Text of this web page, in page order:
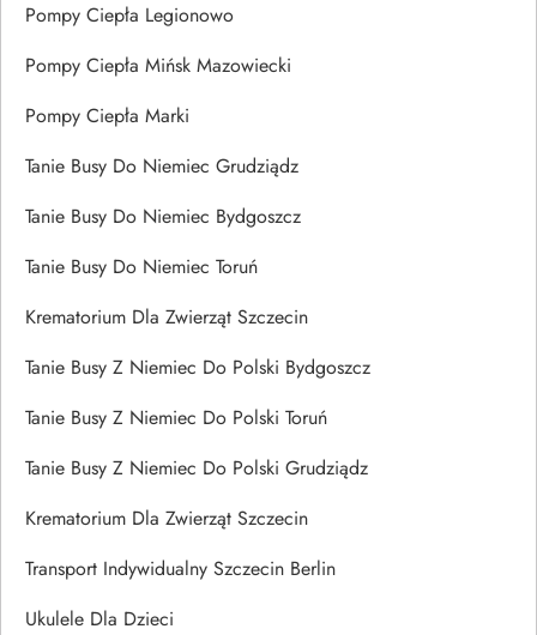
Pompy Ciepła Legionowo
Pompy Ciepła Mińsk Mazowiecki
Pompy Ciepła Marki
Tanie Busy Do Niemiec Grudziądz
Tanie Busy Do Niemiec Bydgoszcz
Tanie Busy Do Niemiec Toruń
Krematorium Dla Zwierząt Szczecin
Tanie Busy Z Niemiec Do Polski Bydgoszcz
Tanie Busy Z Niemiec Do Polski Toruń
Tanie Busy Z Niemiec Do Polski Grudziądz
Krematorium Dla Zwierząt Szczecin
Transport Indywidualny Szczecin Berlin
Ukulele Dla Dzieci